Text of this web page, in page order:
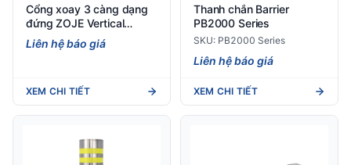
Cổng xoay 3 càng dạng
đứng ZOJE Vertical
Tripod Turnstile S206
Liên hệ báo giá
XEM CHI TIẾT
Thanh chắn Barrier
PB2000 Series
SKU: PB2000 Series
Liên hệ báo giá
XEM CHI TIẾT